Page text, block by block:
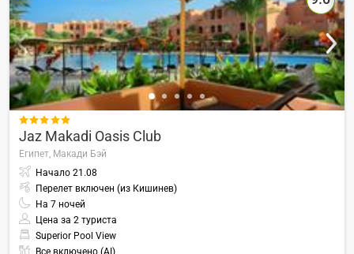

Jaz Makadi Oasis Club
Египет, Макади Бэй
Начало 21.08
Перелет включен (из Кишинев)
На 7 ночей
Цена за 2 туриста
Superior Pool View
Все включено (AI)